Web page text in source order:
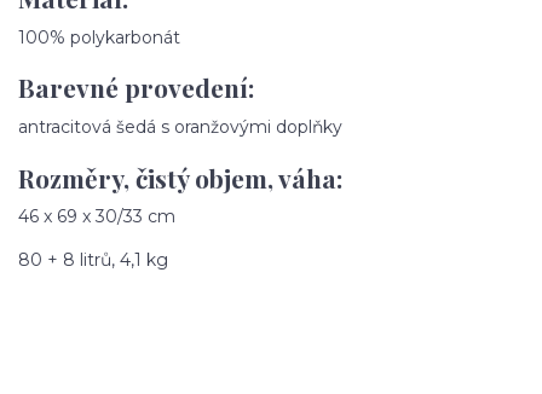
100% polykarbonát
Barevné provedení:
antracitová šedá s oranžovými doplňky
Rozměry, čistý objem, váha:
46 x 69 x 30/33 cm
80 + 8 litrů, 4,1 kg